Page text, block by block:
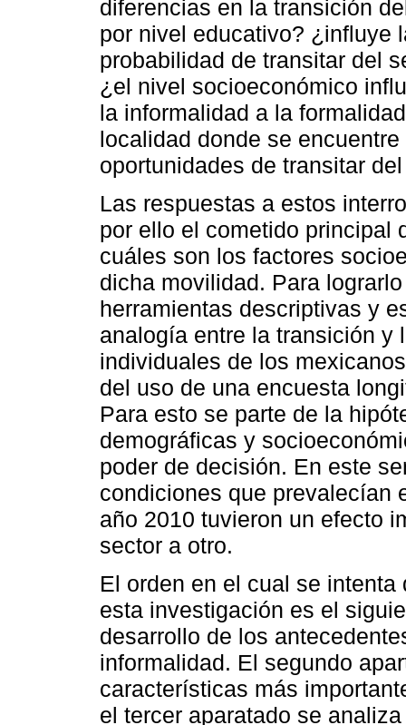
diferencias en la transición
por nivel educativo? ¿influye
probabilidad de transitar del
¿el nivel socioeconómico
la informalidad a la
localidad donde se
oportunidades de transitar
Las respuestas a estos
por ello el cometido principal
cuáles son los factores
dicha movilidad. Para
herramientas descriptivas y
analogía entre la transición y
individuales de los
del uso de una encuesta
Para esto se parte de la
demográficas y
poder de decisión. En este
condiciones que prevalecían
año 2010 tuvieron un efecto
sector a otro.
El orden en el cual se
esta investigación es el
desarrollo de los
informalidad. El segundo
características más
el tercer aparatado se